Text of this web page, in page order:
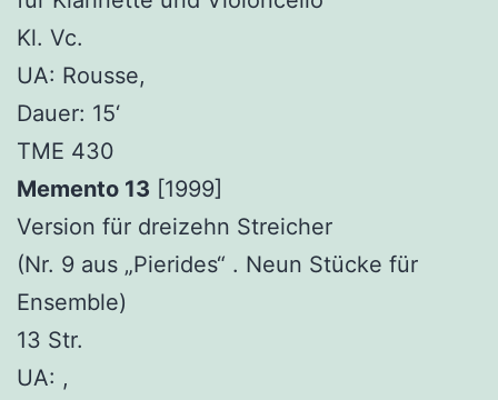
Kl. Vc.
UA: Rousse,
Dauer: 15‘
TME 430
Memento 13 [1999]
Version für dreizehn Streicher
(Nr. 9 aus „Pierides“ . Neun Stücke für
Ensemble)
13 Str.
UA: ,